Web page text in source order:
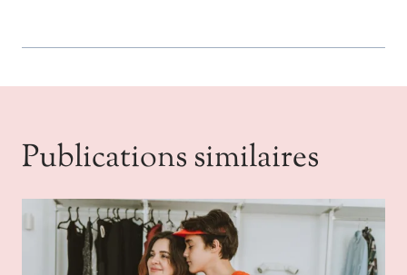
Publications similaires